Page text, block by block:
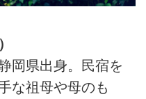
岡県出身。民宿を
な祖母や母のも